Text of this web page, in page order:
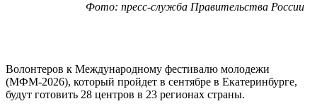
Фото: пресс-служба Правительства России
Волонтеров к Международному фестивалю молодежи
(МФМ-2026), который пройдет в сентябре в Екатеринбурге,
будут готовить 28 центров в 23 регионах страны.